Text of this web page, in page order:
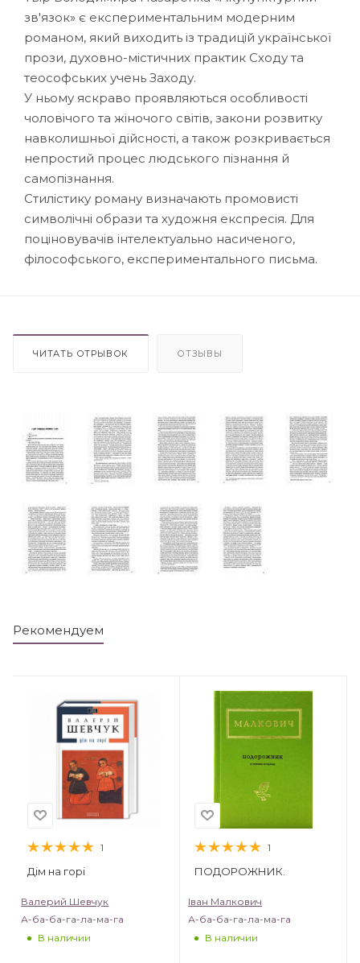
зв'язок» є експериментальним модерним
романом, який виходить із традицій української
прози, духовно-містичних практик Сходу та
теософських учень Заходу.
У ньому яскраво проявляються особливості
чоловічого та жіночого світів, закони розвитку
навколишньої дійсності, а також розкривається
непростий процес людського пізнання й
самопізнання.
Стилістику роману визначають промовисті
символічні образи та художня експресія. Для
поціновувачів інтелектуально насиченого,
філософського, експериментального письма.
ЧИТАТЬ ОТРЫВОК ОТЗЫВЫ
Рекомендуем
1
Дім на горі
Валерий Шевчук
А-ба-ба-га-ла-ма-га
В наличии
1
ПОДОРОЖНИК.
Іван Малкович
А-ба-ба-га-ла-ма-га
В наличии